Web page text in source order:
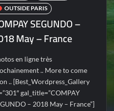
OUTSIDE PARIS
SEGUNDO –
May – France
en ligne très
.. More to come
.. [Best_Wordpress_Gallery
gal_title=”COMPAY
– 2018 May – France”]